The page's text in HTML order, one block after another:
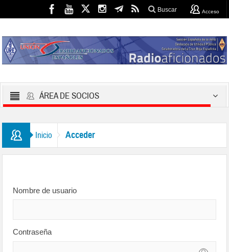
Buscar Acceso
ÁREA DE SOCIOS
Inicio Acceder
Nombre de usuario
Contraseña